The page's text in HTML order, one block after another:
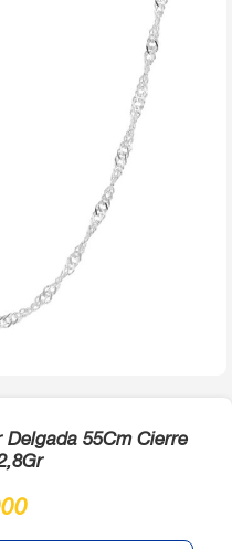
Delgada 55Cm Cierre